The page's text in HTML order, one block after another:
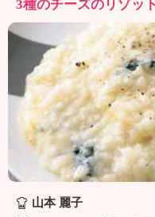
3種のチーズのリゾット
山本 麗子